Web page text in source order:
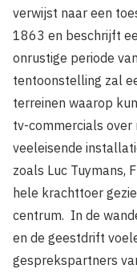
verwijst naar een
1863 en beschrijft
onrustige periode
ten­toonstelling zal
terreinen waarop
tv-commercials over
veeleisende
zoals Luc Tuymans,
hele krachttoer
centrum. In de
en de geestdrift
gesprekspartners